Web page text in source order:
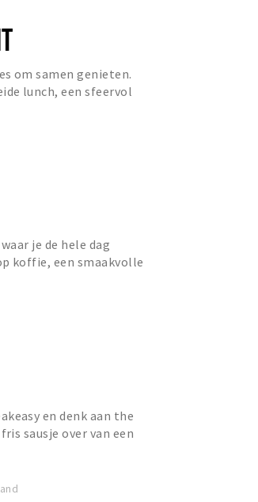
om samen genieten.
lunch, een sfeervol
je de hele dag
koffie, een smaakvolle
en denk aan the
sausje over van een